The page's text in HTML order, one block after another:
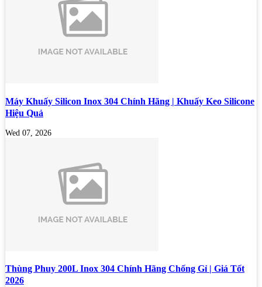
Máy Khuấy Silicon Inox 304 Chính Hãng | Khuấy Keo Silicone
Hiệu Quả
Wed 07, 2026
Thùng Phuy 200L Inox 304 Chính Hãng Chống Gỉ | Giá Tốt
2026